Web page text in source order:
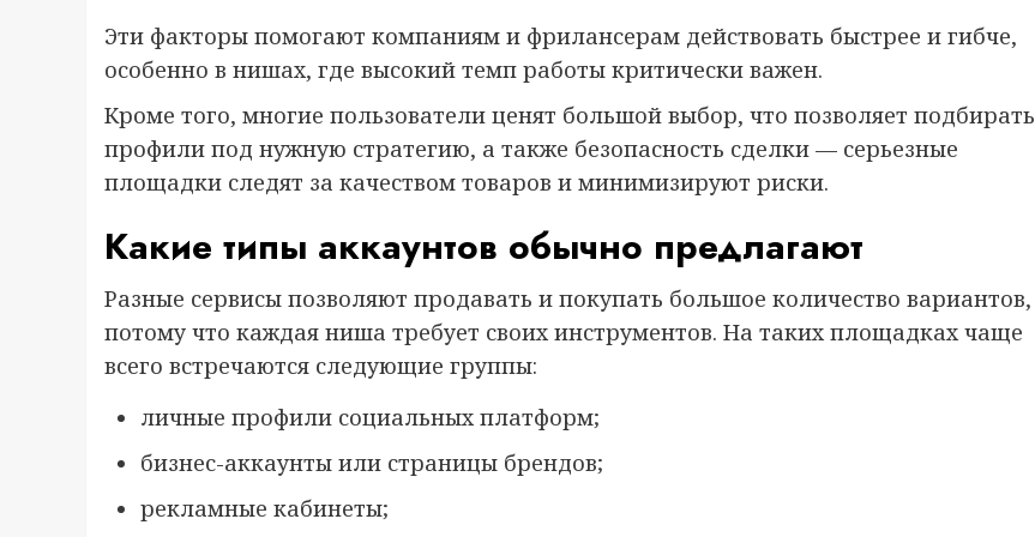
Эти факторы помогают компаниям и фрилансерам действовать быстрее и гибче,
особенно в нишах, где высокий темп работы критически важен.
Кроме того, многие пользователи ценят большой выбор, что позволяет подбирать
профили под нужную стратегию, а также безопасность сделки — серьезные
площадки следят за качеством товаров и минимизируют риски.
Какие типы аккаунтов обычно предлагают
Разные сервисы позволяют продавать и покупать большое количество вариантов,
потому что каждая ниша требует своих инструментов. На таких площадках чаще
всего встречаются следующие группы:
личные профили социальных платформ;
бизнес-аккаунты или страницы брендов;
рекламные кабинеты;